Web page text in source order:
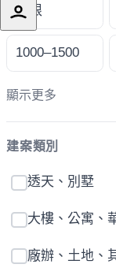
不限
1000–1500
顯示更多
建案類別
透天、別墅
大樓、公寓、
廠辦、土地、